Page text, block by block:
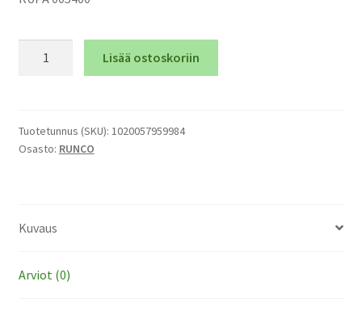
Alkuperäinen
polttimo
Lisää ostoskoriin
Tuotetunnus (SKU): 1020057959984
Osasto: RUNCO
Kuvaus
Arviot (0)